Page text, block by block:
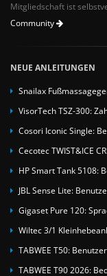
Mitgliedschaft ist
Community
NEUE ANLEITUNGEN
Snailax
VisorTech TSZ-300:
Cosori Iconic Single:
Cecotec TWIST&ICE
HP Smart Tank 5108:
JBL Sense Lite:
Gigaset Pure 120:
Wiltec 3/1
TABWEE T50:
TABWEE T90 2026: